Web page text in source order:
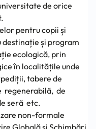
de orice
pentru copii și
și program
ecologică, prin
în localitățile unde
tabere de
regenerabilă, de
seră etc.
non-formale